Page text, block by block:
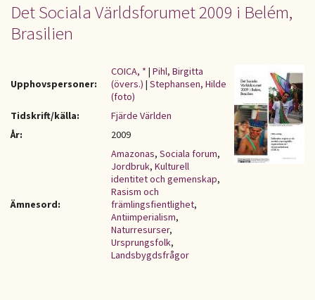
Det Sociala Världsforumet 2009 i Belém,
Brasilien
Upphovspersoner:
COICA, * | Pihl, Birgitta
(övers.) | Stephansen, Hilde
(foto)
Tidskrift/källa:
Fjärde Världen
År:
2009
Ämnesord:
Amazonas, Sociala forum,
Jordbruk, Kulturell
identitet och gemenskap,
Rasism och
främlingsfientlighet,
Antiimperialism,
Naturresurser,
Ursprungsfolk,
Landsbygdsfrågor